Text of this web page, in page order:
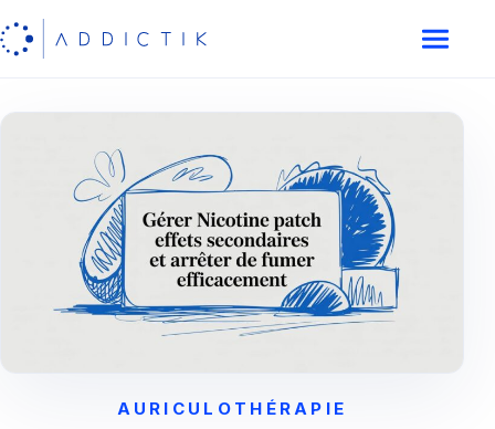
AURICULOTHÉRAPIE